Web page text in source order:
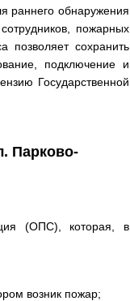
раннего обнаружения
пожарных
позволяет сохранить
подключение и
Государственной
Парково-
(ОПС), которая, в
возник пожар;